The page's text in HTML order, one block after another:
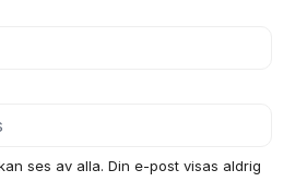
ses av alla. Din e-post visas aldrig